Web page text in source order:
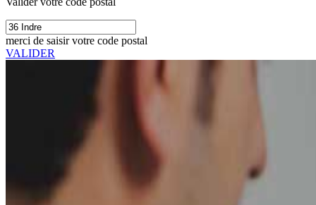
merci de saisir votre code postal
VALIDER